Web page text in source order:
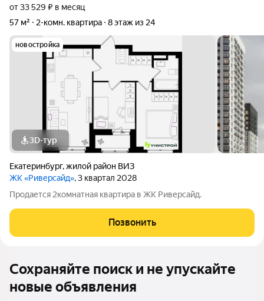
от 33 529 ₽ в месяц
57 м²
2-комн. квартира 8 этаж из 24
новостройка
3D-тур
Екатеринбург,жилой район ВИЗ
ЖК «Риверсайд», 3 квартал 2028
Продается 2комнатная квартира в ЖК Риверсайд.
Позвонить
Сохраняйте поиск и не упускайте
новые объявления